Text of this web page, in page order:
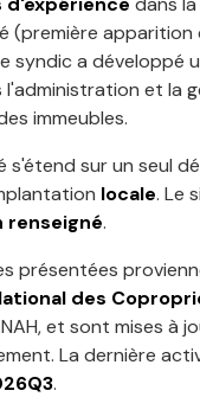
(première apparition
syndic a développé
l'administration et la
immeubles.
s'étend surun seul
locale. Le
renseigné.
présentées
des
et sont mises à
La dernière
.